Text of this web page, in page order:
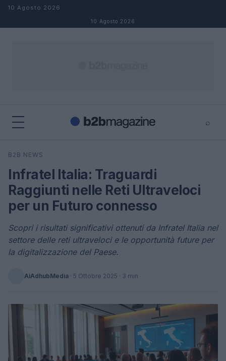
Salta al contenuto
10 Agosto 2026
10 Agosto 2026
⌕
Cerca
B2B NEWS
Infratel Italia: Traguardi
Raggiunti nelle Reti Ultraveloci
per un Futuro connesso
Scopri i risultati significativi ottenuti da Infratel Italia nel
settore delle reti ultraveloci e le opportunità future per
la digitalizzazione del Paese.
AiAdhubMedia · 5 Ottobre 2025 · 3 min